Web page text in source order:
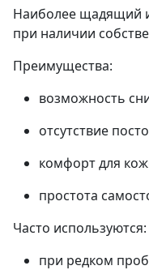
Наиболее щадящий
при наличии
Преимущества:
возможность
отсутствие
комфорт для
простота
Часто используются:
при редком